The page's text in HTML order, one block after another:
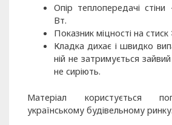
Опір теплопередачі
Вт.
Показник міцності на
Кладка дихає і швидко
ній не затримується
не сиріють.
Матеріал користується
українському будівельному ринку.